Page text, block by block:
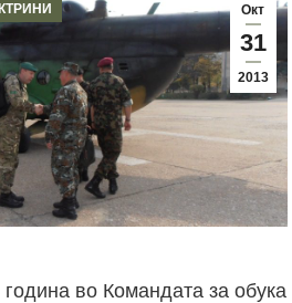
new
window
new
window
new
window
Окт
31
2013
во Командата за обука